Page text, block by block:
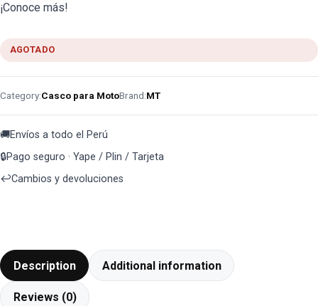
¡Conoce más!
AGOTADO
Category:Casco para MotoBrand:MT
🚚Envíos a todo el Perú
🔒Pago seguro · Yape / Plin / Tarjeta
↩️Cambios y devoluciones
Description Additional information
Reviews (0)